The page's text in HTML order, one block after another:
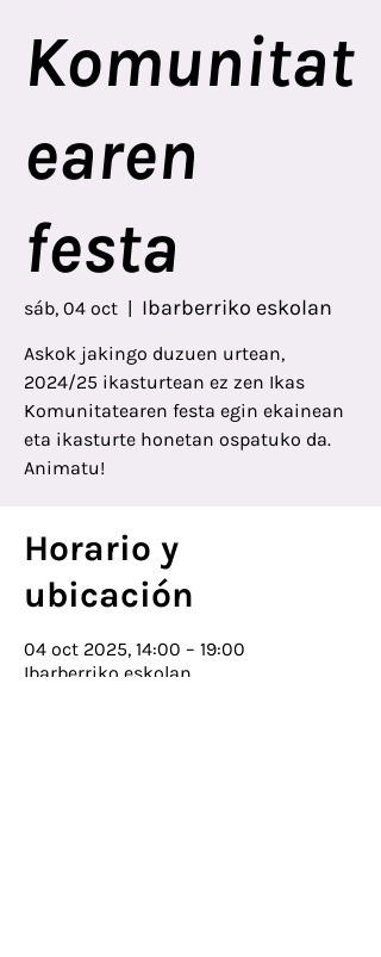
Komunitat
earen
festa
sáb, 04 oct
  |
Ibarberriko eskolan
Askok jakingo duzuen urtean,
2024/25 ikasturtean ez zen Ikas
Komunitatearen festa egin ekainean
eta ikasturte honetan ospatuko da.
Animatu!
Horario y
ubicación
04 oct 2025, 14:00 – 19:00
Ibarberriko eskolan